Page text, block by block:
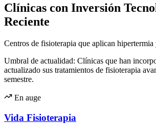
Clínicas con Inversión
Reciente
Centros de fisioterapia que aplican hipertermia
Umbral de actualidad: Clínicas que han
actualizado sus tratamientos de fisioterapia
semestre.
En auge
Vida Fisioterapia